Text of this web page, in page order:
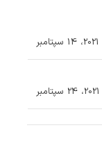
2021، 14 سپتامبر